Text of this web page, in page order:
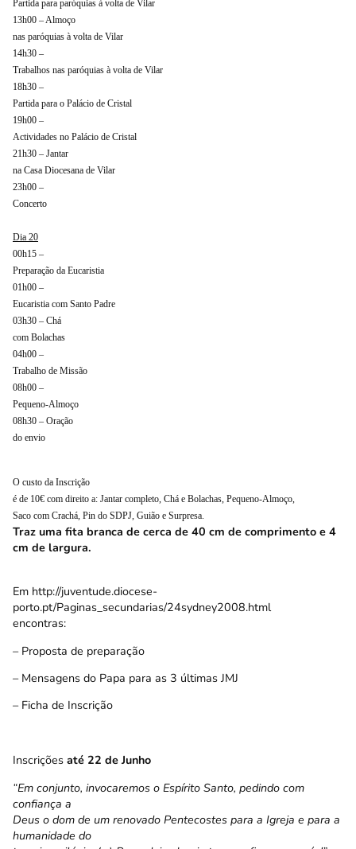
Partida para paróquias à volta de Vilar
13h00 – Almoço
nas paróquias à volta de Vilar
14h30 –
Trabalhos nas paróquias à volta de Vilar
18h30 –
Partida para o Palácio de Cristal
19h00 –
Actividades no Palácio de Cristal
21h30 – Jantar
na Casa Diocesana de Vilar
23h00 –
Concerto
Dia 20
00h15 –
Preparação da Eucaristia
01h00 –
Eucaristia com Santo Padre
03h30 – Chá
com Bolachas
04h00 –
Trabalho de Missão
08h00 –
Pequeno-Almoço
08h30 – Oração
do envio
O custo da Inscrição
é de 10€ com direito a: Jantar completo, Chá e Bolachas, Pequeno-Almoço,
Saco com Crachá, Pin do SDPJ, Guião e Surpresa.
Traz uma fita branca de cerca de 40 cm de comprimento e 4
cm de largura.
Em http://juventude.diocese-
porto.pt/Paginas_secundarias/24sydney2008.html
encontras:
– Proposta de preparação
– Mensagens do Papa para as 3 últimas JMJ
– Ficha de Inscrição
Inscrições até 22 de Junho
“Em conjunto, invocaremos o Espírito Santo, pedindo com
confiança a
Deus o dom de um renovado Pentecostes para a Igreja e para a
humanidade do